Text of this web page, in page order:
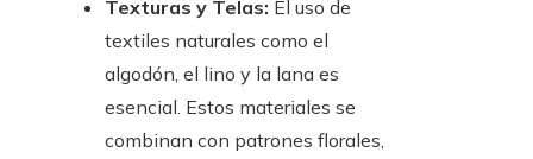
Texturas y Telas: El uso de
textiles naturales como el
algodón, el lino y la lana es
esencial. Estos materiales se
combinan con patrones florales,